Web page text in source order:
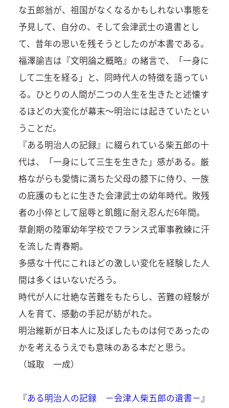
な五郎翁が、祖国がなくなるかもしれない事態を
予見して、自分の、そして会津武士の遺書とし
て、昔年の思いを残そうとしたのが本書である。
福澤諭吉は『文明論之概略』の緒言で、「一身に
して二生を経る」と、同時代人の特徴を語ってい
る。ひとりの人間が二つの人生を生きたと述懐す
るほどの大変化が幕末～明治には起きていたとい
うことだ。
『ある明治人の記録』に綴られている柴五郎の十
代は、「一身にして三生を生きた」感がある。厳
格ながらも愛情に満ちた父母の膝下に侍り、一族
の庇護のもとに生きた会津武士の幼年時代。敗残
者の小倅として屈辱と飢餓に耐え忍んだ6年間。
草創期の陸軍幼年学校でフランス式軍事教練に汗
を流した青春期。
多感な十代にこれほどの激しい変化を経験した人
間は多くはいないだろう。
時代が人に壮絶な苦難をもたらし、苦難の経験が
人を育て、感動の手記が紡がれた。
明治維新が日本人に及ぼしたものは何であったの
かを考えるうえでも意味のある本だと思う。
（城取 一成）
『ある明治人の記録 －会津人柴五郎の遺書－』